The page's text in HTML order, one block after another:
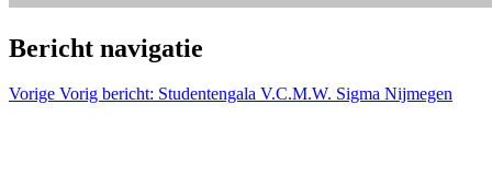
Bericht navigatie
Vorige Vorig bericht: Studentengala V.C.M.W. Sigma Nijmegen